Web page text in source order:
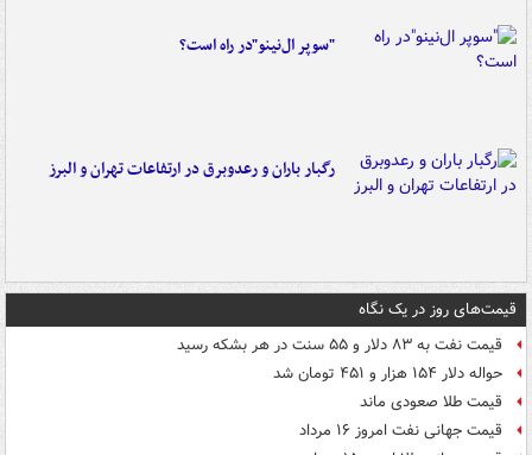
"سوپر ال‌نینو"در راه است؟
رگبار باران و رعدوبرق در ارتفاعات تهران و البرز
قیمت‌های روز در یک نگاه
قیمت نفت به ۸۳ دلار و ۵۵ سنت در هر بشکه رسید
حواله دلار ۱۵۴ هزار و ۴۵۱ تومان شد
قیمت طلا صعودی ماند
قیمت جهانی نفت امروز ۱۶ مرداد